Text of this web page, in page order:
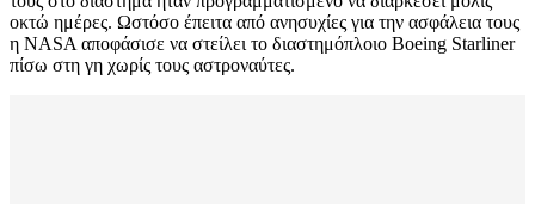
οκτώ ημέρες. Ωστόσο έπειτα από ανησυχίες για την ασφάλεια τους
η ΝASA αποφάσισε να στείλει το διαστημόπλοιο Boeing Starliner
πίσω στη γη χωρίς τους αστροναύτες.